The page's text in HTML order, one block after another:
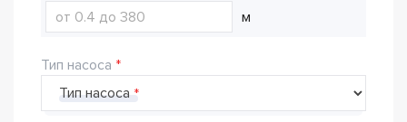
м
Тип насоса
Тип насоса